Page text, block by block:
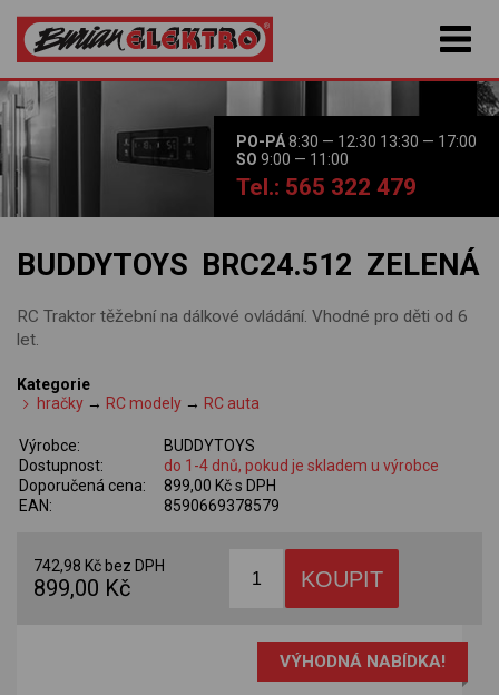
PO-PÁ8:30 — 12:30 13:30 — 17:00
SO 9:00 — 11:00
Tel.: 565 322 479
BUDDYTOYS BRC24.512 ZELENÁ
RC Traktor těžební na dálkové ovládání. Vhodné pro děti od 6
let.
Kategorie
hračky → RC modely → RC auta
Výrobce:
BUDDYTOYS
Dostupnost:
do 1-4 dnů, pokud je skladem u výrobce
Doporučená cena:
899,00 Kč s DPH
EAN:
8590669378579
742,98 Kč bez DPH
899,00 Kč
VÝHODNÁ NABÍDKA!